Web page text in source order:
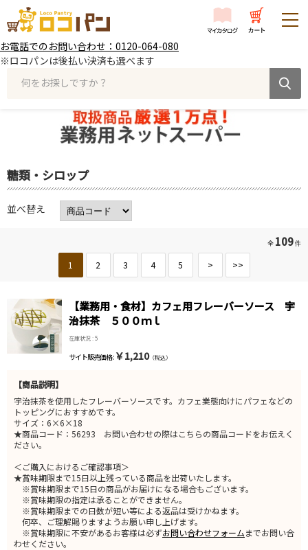
お電話でのお問い合わせ：0120-064-080
※ロコパンは後払い決済も選べます
何をお探しですか？
糖類・シロップ
並べ替え
全 109件
1 2 3 4 5 > >>
【業務用・食材】カフェ用フレーバーソース 宇
治抹茶 ５００ｍｌ
在庫状況 : 5
サイト販売価格 : ￥1,210（税込）
【商品説明】
宇治抹茶を使用したフレーバーソースです。カフェ業態向けにパフェなどの
トッピングにおすすめです。
サイズ：6×6×18
★商品コード：56293 お問い合わせの際はこちらの商品コードをお伝えく
ださい。
＜ご購入におけるご確認事項＞
★賞味期限まで15日以上残っている商品を出荷いたします。
※賞味期限まで15日の商品がお届けになる場合もございます。
※賞味期限の指定は承ることができません。
※賞味期限までの日数が短い等による返品は受けかねます。
何卒、ご理解賜りますようお願い申し上げます。
※賞味期限に不安があるお客様は必ずお問い合わせフォームまでお問い合
わせください。